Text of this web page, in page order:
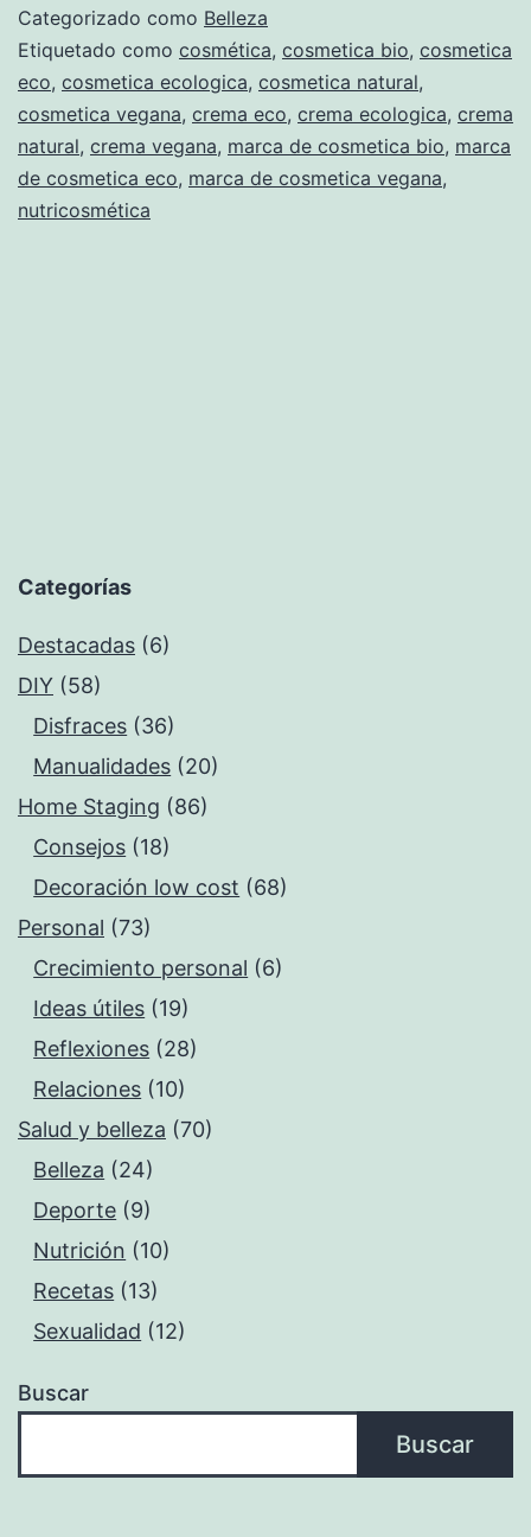
tu
Categorizado como Belleza
Etiquetado como cosmética, cosmetica bio, cosmetica
eco, cosmetica ecologica, cosmetica natural,
cosmetica vegana, crema eco, crema ecologica, crema
natural, crema vegana, marca de cosmetica bio, marca
de cosmetica eco, marca de cosmetica vegana,
nutricosmética
Categorías
Destacadas (6)
DIY (58)
Disfraces (36)
Manualidades (20)
Home Staging (86)
Consejos (18)
Decoración low cost (68)
Personal (73)
Crecimiento personal (6)
Ideas útiles (19)
Reflexiones (28)
Relaciones (10)
Salud y belleza (70)
Belleza (24)
Deporte (9)
Nutrición (10)
Recetas (13)
Sexualidad (12)
Buscar
Buscar